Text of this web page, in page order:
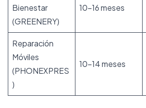
Bienestar
(GREENERY)
10–16 meses
Reparación
Móviles
(PHONEXPRES
)
10–14 meses